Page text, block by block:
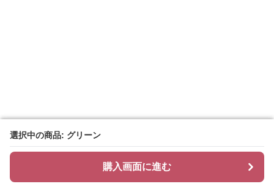
選択中の商品: グリーン
購入画面に進む
選択中の商品: グリーン
購入画面に進む